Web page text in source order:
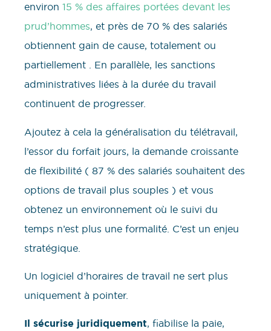
environ 15 % des affaires portées devant les
prud’hommes, et près de 70 % des salariés
obtiennent gain de cause, totalement ou
partiellement . En parallèle, les sanctions
administratives liées à la durée du travail
continuent de progresser.
Ajoutez à cela la généralisation du télétravail,
l’essor du forfait jours, la demande croissante
de flexibilité ( 87 % des salariés souhaitent des
options de travail plus souples ) et vous
obtenez un environnement où le suivi du
temps n’est plus une formalité. C’est un enjeu
stratégique.
Un logiciel d’horaires de travail ne sert plus
uniquement à pointer.
Il sécurise juridiquement, fiabilise la paie,